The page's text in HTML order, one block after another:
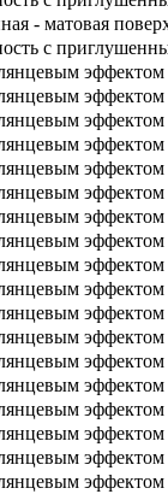
- матовая
с
эффектом
эффектом
эффектом
эффектом
эффектом
эффектом
эффектом
эффектом
эффектом
эффектом
эффектом
эффектом
эффектом
эффектом
эффектом
эффектом
эффектом
эффектом